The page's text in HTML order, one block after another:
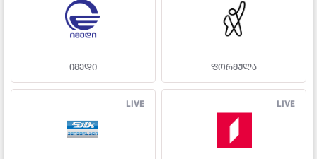
იმედი ფორმულა
LIVE LIVE